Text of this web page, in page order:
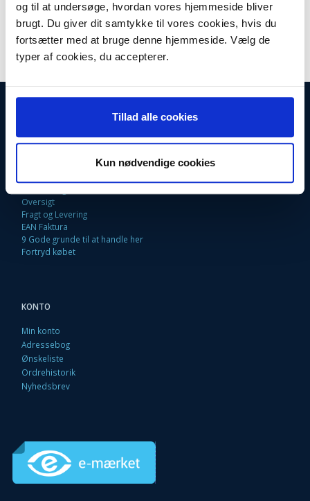
og til at undersøge, hvordan vores hjemmeside bliver
brugt. Du giver dit samtykke til vores cookies, hvis du
fortsætter med at bruge denne hjemmeside. Vælg de
typer af cookies, du accepterer.
Tillad alle cookies
Kun nødvendige cookies
Universalt bøjeligt mundstykke med børste. Gør det let at støvsuge
bag radiatorer, skabe m.m. Passer til alle gængse
husholdningsstøvsugere (30-36 mm).
Firma profil
Betingelser & Vilkår
Oversigt
Fragt og Levering
EAN Faktura
9 Gode grunde til at handle her
Fortryd købet
KONTO
Min konto
Adressebog
Ønskeliste
Ordrehistorik
Nyhedsbrev